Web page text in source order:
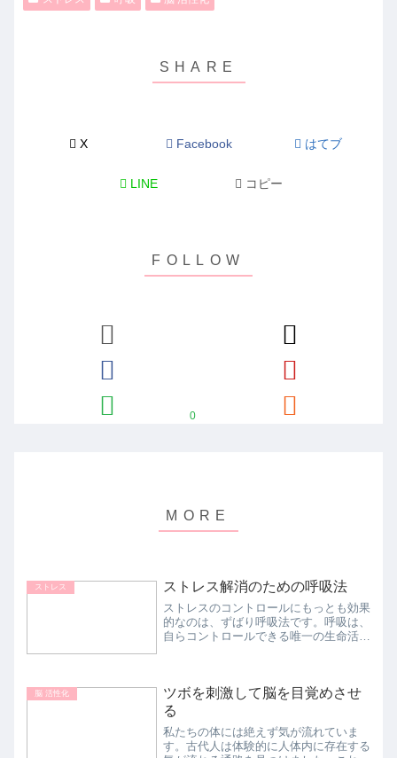
X Facebook はてブ
LINE コピー
0
ストレス ストレス解消のための呼吸法
ストレスのコントロールにもっとも効果
的なのは、ずばり呼吸法です。呼吸は、
自らコントロールできる唯一の生命活動
幸せホルモンといわれるセ...
脳 活性化
ツボを刺激して脳を目覚めさせ
る
私たちの体には絶えず気が流れていま
す。古代人は体験的に人体内に存在する